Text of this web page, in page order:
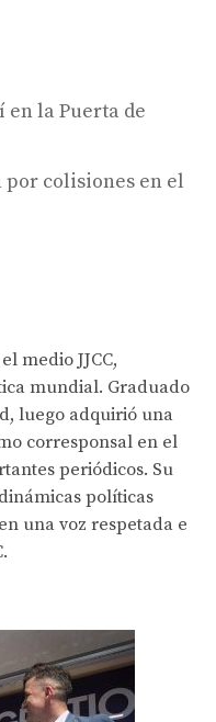
la Puerta de
colisiones en el
medio JJCC,
mundial. Graduado
luego adquirió una
corresponsal en el
periódicos. Su
políticas
una voz respetada e